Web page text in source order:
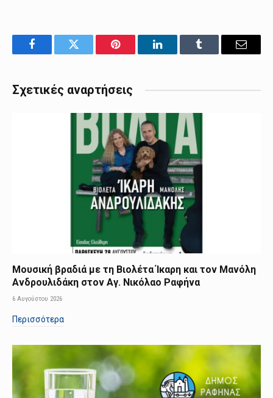
FacebookTwitter Pinterest LinkedInTumblr Email
Σχετικές αναρτήσεις
Μουσική βραδιά με τη Βιολέτα Ίκαρη και τον Μανόλη
Ανδρουλιδάκη στον Αγ. Νικόλαο Ραφήνα
6 Αυγούστου 2026
Περισσότερα